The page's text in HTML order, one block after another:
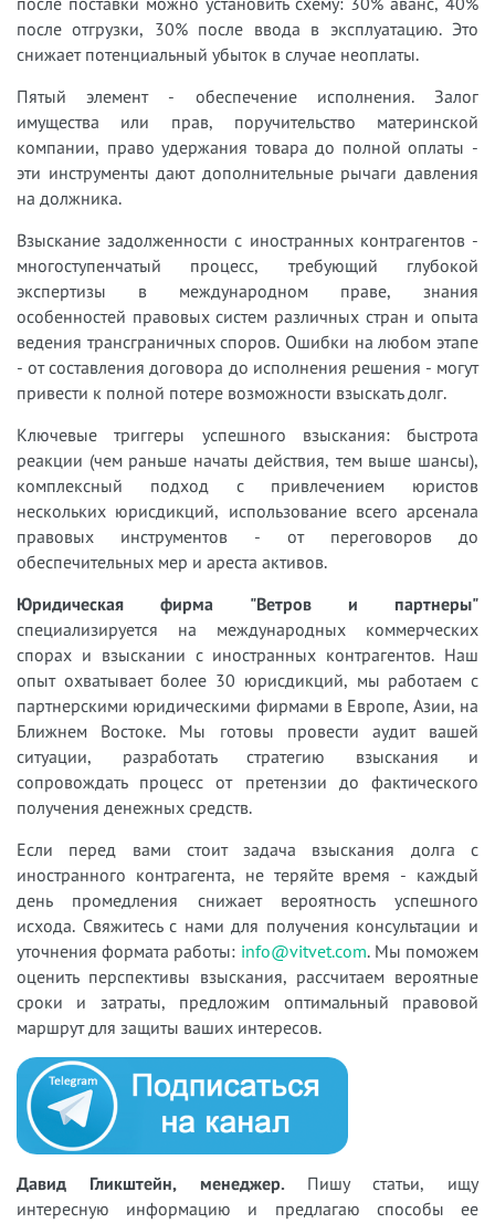
после отгрузки, 30% после ввода в эксплуатацию. Это
снижает потенциальный убыток в случае неоплаты.
Пятый элемент - обеспечение исполнения. Залог
имущества или прав, поручительство материнской
компании, право удержания товара до полной оплаты -
эти инструменты дают дополнительные рычаги давления
на должника.
Взыскание задолженности с иностранных контрагентов -
многоступенчатый процесс, требующий глубокой
экспертизы в международном праве, знания
особенностей правовых систем различных стран и опыта
ведения трансграничных споров. Ошибки на любом этапе
- от составления договора до исполнения решения - могут
привести к полной потере возможности взыскать долг.
Ключевые триггеры успешного взыскания: быстрота
реакции (чем раньше начаты действия, тем выше шансы),
комплексный подход с привлечением юристов
нескольких юрисдикций, использование всего арсенала
правовых инструментов - от переговоров до
обеспечительных мер и ареста активов.
Юридическая фирма "Ветров и партнеры"
специализируется на международных коммерческих
спорах и взыскании с иностранных контрагентов. Наш
опыт охватывает более 30 юрисдикций, мы работаем с
партнерскими юридическими фирмами в Европе, Азии, на
Ближнем Востоке. Мы готовы провести аудит вашей
ситуации, разработать стратегию взыскания и
сопровождать процесс от претензии до фактического
получения денежных средств.
Если перед вами стоит задача взыскания долга с
иностранного контрагента, не теряйте время - каждый
день промедления снижает вероятность успешного
исхода. Свяжитесь с нами для получения консультации и
уточнения формата работы: info@vitvet.com. Мы поможем
оценить перспективы взыскания, рассчитаем вероятные
сроки и затраты, предложим оптимальный правовой
маршрут для защиты ваших интересов.
Давид Гликштейн, менеджер. Пишу статьи, ищу
интересную информацию и предлагаю способы ее